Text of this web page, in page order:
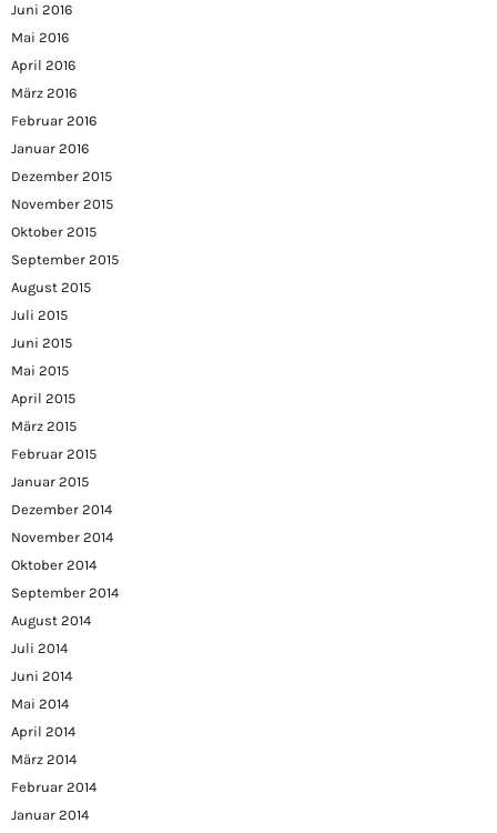
Juni 2016
Mai 2016
April 2016
März 2016
Februar 2016
Januar 2016
Dezember 2015
November 2015
Oktober 2015
September 2015
August 2015
Juli 2015
Juni 2015
Mai 2015
April 2015
März 2015
Februar 2015
Januar 2015
Dezember 2014
November 2014
Oktober 2014
September 2014
August 2014
Juli 2014
Juni 2014
Mai 2014
April 2014
März 2014
Februar 2014
Januar 2014